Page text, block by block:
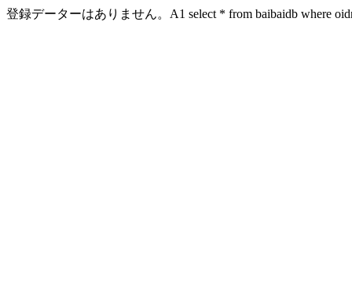
登録データーはありません。A1 select * from baibaidb where